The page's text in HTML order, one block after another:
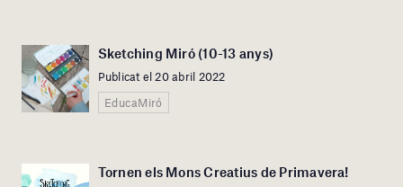
Sketching Miró (10-13 anys)
Publicat el 20 abril 2022
EducaMiró
Tornen els Mons Creatius de Primavera!